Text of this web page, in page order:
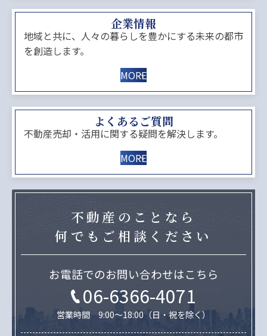
企業情報
地域と共に、人々の暮らしを豊かにする未来の都市
を創造します。
MORE
よくあるご質問
不動産売却・活用に関する疑問を解決します。
MORE
不動産のことなら
何でもご相談ください
お電話でのお問い合わせはこちら
06-6366-4071
営業時間 9:00～18:00（日・祝を除く）